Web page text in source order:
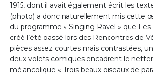
1915, dont il avait également écrit les
(photo) a donc naturellement mis cette
du programme « Singing Ravel » que
créé l’été passé lors des Rencontres de
pièces assez courtes mais contrastées,
deux volets comiques encadrent le
mélancolique « Trois beaux oiseaux de